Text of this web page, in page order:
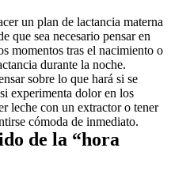
un plan de lactancia materna
que sea necesario pensar en
momentos tras el nacimiento o
durante la noche.
sobre lo que hará si se
experimenta dolor en los
leche con un extractor o tener
cómoda de inmediato.
de la “hora